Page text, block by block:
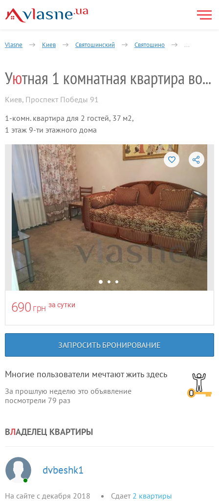
Vlasne Киев Святошинский Святошино 1-комнатная
Ую тная 1 комнатная квартира возле метро
Киев, Проспект Победы 91
1-комн. квартира для 2 гостей, 37 м2,
1 этаж 9-ти этажного дома
690 грн за сутки
ЗАПРОСИТЬ БРОНИРОВАНИЕ
Многие пользователи мечтают жить здесь
За прошлую неделю это объявление
посмотрели 79 раз
ВЛАДЕЛЕЦ КВАРТИРЫ
dvbeshk1
На сайте с декабря 2018 Сдает 2 квартиры